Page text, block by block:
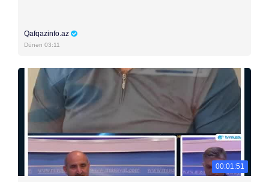
Qafqazinfo.az
Dünən 03:11
00:01:51